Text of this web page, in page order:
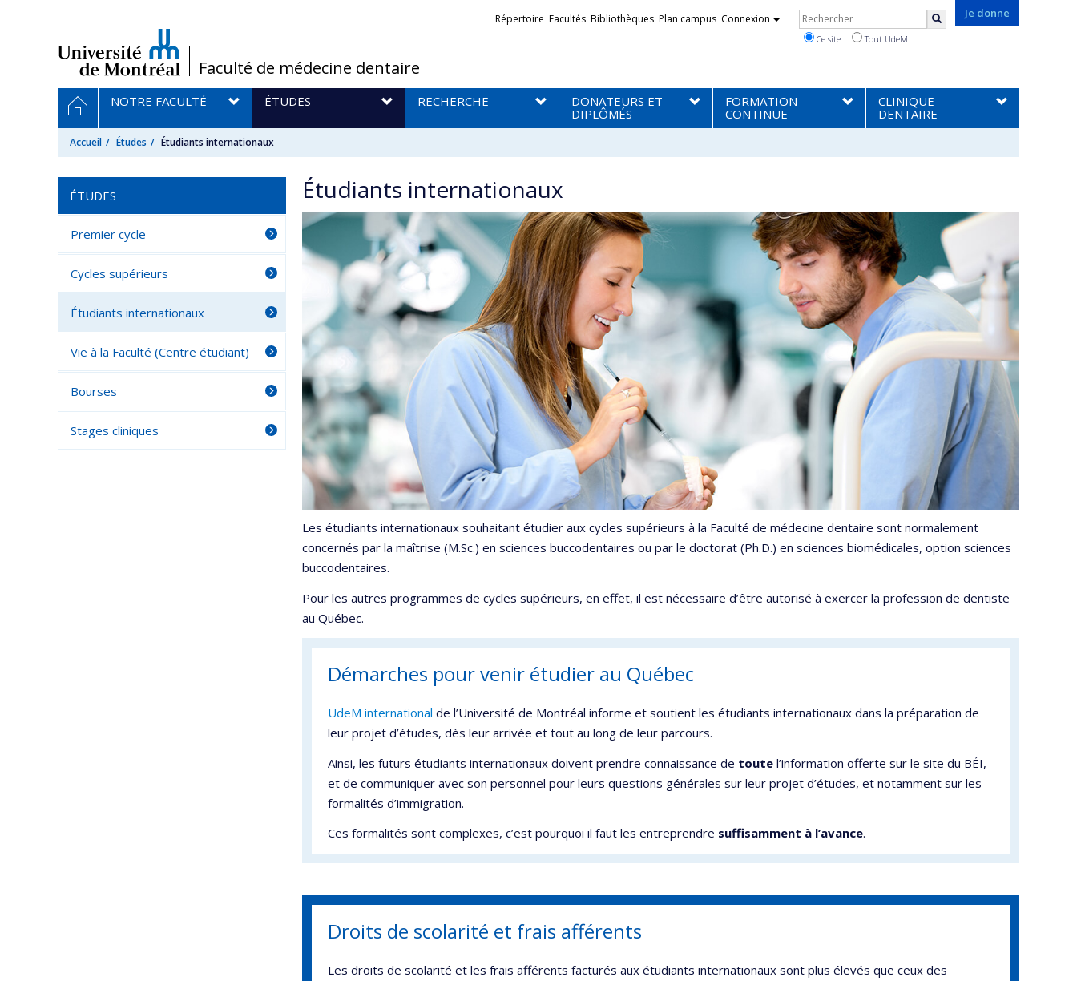
/Faculté de médecine dentaire
Je donne
Liens
Répertoire Facultés Bibliothèques Plan campus Connexion Rechercher
Ce site Tout UdeM
Navigation
principale
ACCUEIL
NOTRE FACULTÉ ÉTUDES RECHERCHE
DONATEURS ET
DIPLÔMÉS
FORMATION
CONTINUE
CLINIQUE
DENTAIRE
Accueil Études Étudiants internationaux
Étudiants internationaux
Les étudiants internationaux souhaitant étudier aux cycles supérieurs à la Faculté de médecine dentaire sont normalement
concernés par la maîtrise (M.Sc.) en sciences buccodentaires ou par le doctorat (Ph.D.) en sciences biomédicales, option sciences
buccodentaires.
Pour les autres programmes de cycles supérieurs, en effet, il est nécessaire d’être autorisé à exercer la profession de dentiste
au Québec.
Démarches pour venir étudier au Québec
UdeM international de l’Université de Montréal informe et soutient les étudiants internationaux dans la préparation de
leur projet d’études, dès leur arrivée et tout au long de leur parcours.
Ainsi, les futurs étudiants internationaux doivent prendre connaissance de toute l’information offerte sur le site du BÉI,
et de communiquer avec son personnel pour leurs questions générales sur leur projet d’études, et notamment sur les
formalités d’immigration.
Ces formalités sont complexes, c’est pourquoi il faut les entreprendre suffisamment à l’avance.
Droits de scolarité et frais afférents
Les droits de scolarité et les frais afférents facturés aux étudiants internationaux sont plus élevés que ceux des
ÉTUDES
Premier cycle
Cycles supérieurs
Étudiants internationaux
Vie à la Faculté (Centre étudiant)
Bourses
Stages cliniques